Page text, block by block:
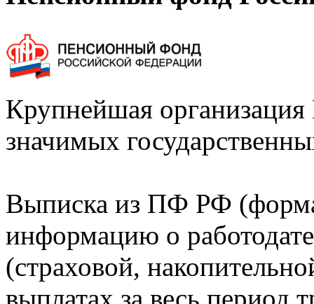
Крупнейшая
значимых
Выписка из ПФ РФ
информацию о
(страховой,
выплатах за весь период